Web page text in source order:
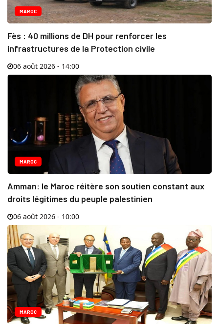
MAROC
Fès : 40 millions de DH pour renforcer les
infrastructures de la Protection civile
06 août 2026 - 14:00
MAROC
Amman: le Maroc réitère son soutien constant aux
droits légitimes du peuple palestinien
06 août 2026 - 10:00
MAROC